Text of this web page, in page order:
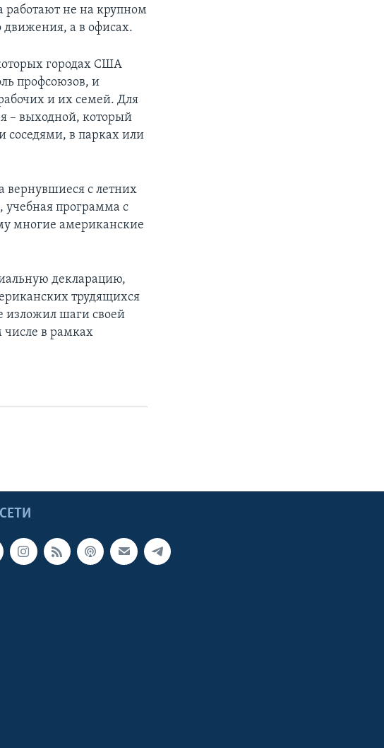
работают не на крупном
движения, а в офисах.
городах США
профсоюзов, и
и их семей. Для
– выходной, который
соседями, в парках или
вернувшиеся с летних
учебная программа с
многие американские
декларацию,
трудящихся
изложил шаги своей
в рамках